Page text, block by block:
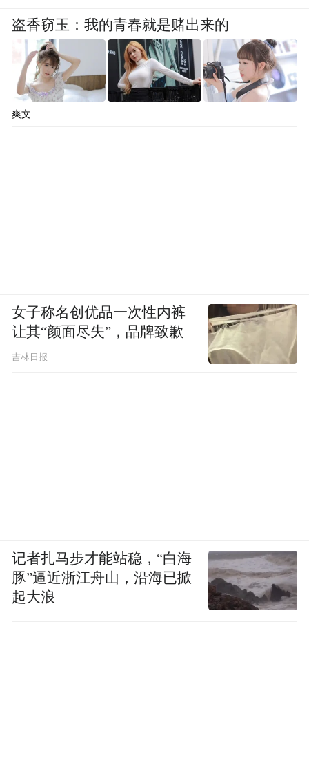
盗香窃玉：我的青春就是赌出来的
爽文
女子称名创优品一次性内裤
让其“颜面尽失”，品牌致歉
吉林日报
记者扎马步才能站稳，“白海
豚”逼近浙江舟山，沿海已掀
起大浪